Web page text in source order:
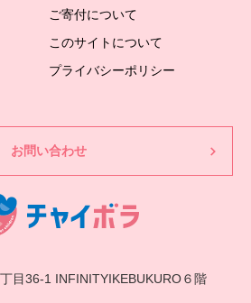
ご寄付について
このサイトについて
プライバシーポリシー
お問い合わせ
目36-1 INFINITYIKEBUKURO６階